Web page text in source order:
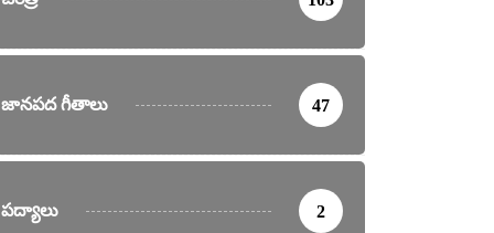
జానపద గీతాలు 47
పద్యాలు 2